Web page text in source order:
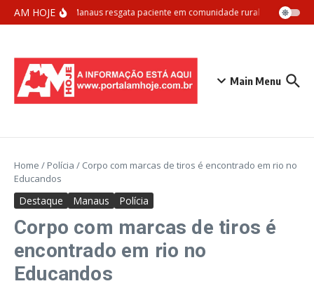
Ir para o conteúdo
AM HOJESamu Manaus resgata paciente em comunidade rural com apoio
Main Menu
Home / Polícia / Corpo com marcas de tiros é encontrado em rio no
Educandos
Destaque Manaus Polícia
Corpo com marcas de tiros é
encontrado em rio no
Educandos